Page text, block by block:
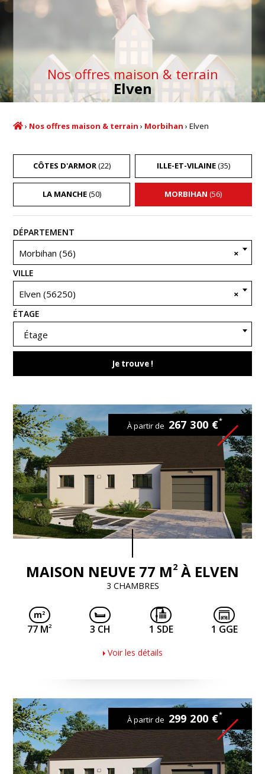
Nos offres maison & terrain
Elven
› Nos offres maison & terrain › Morbihan ›Elven
CÔTES D'ARMOR(22) ILLE-ET-VILAINE(35)
LA MANCHE(50) MORBIHAN (56)
Recherche
DÉPARTEMENT
×
Morbihan (56)
VILLE
×
Elven (56250)
ÉTAGE
Étage
Je trouve !
MAISON NEUVE 77 M2 À ELVEN
3 CHAMBRES
À partir de 267 300 €*
77 M2 3 CH 1 SDE 1 GGE
Voir les détails
À partir de 299 200 €*